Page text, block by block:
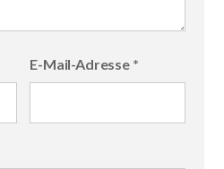
E-Mail-Adresse *